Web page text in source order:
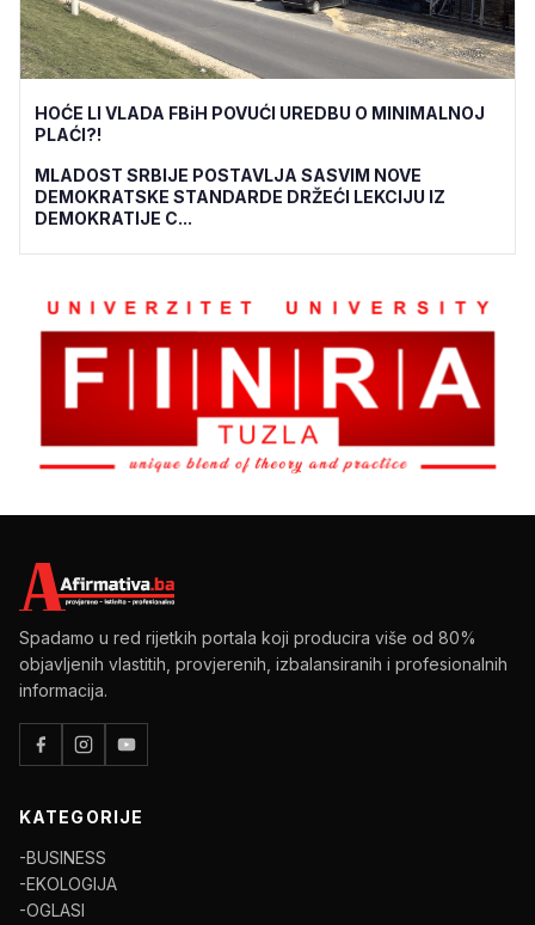
HOĆE LI VLADA FBiH POVUĆI UREDBU O MINIMALNOJ
PLAĆI?!
MLADOST SRBIJE POSTAVLJA SASVIM NOVE
DEMOKRATSKE STANDARDE DRŽEĆI LEKCIJU IZ
DEMOKRATIJE C...
Spadamo u red rijetkih portala koji producira više od 80%
objavljenih vlastitih, provjerenih, izbalansiranih i profesionalnih
informacija.
KATEGORIJE
-BUSINESS
-EKOLOGIJA
-OGLASI